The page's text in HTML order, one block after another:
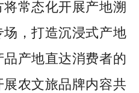
常态化开展产地溯
，打造沉浸式产地
产地直达消费者的
农文旅品牌内容共